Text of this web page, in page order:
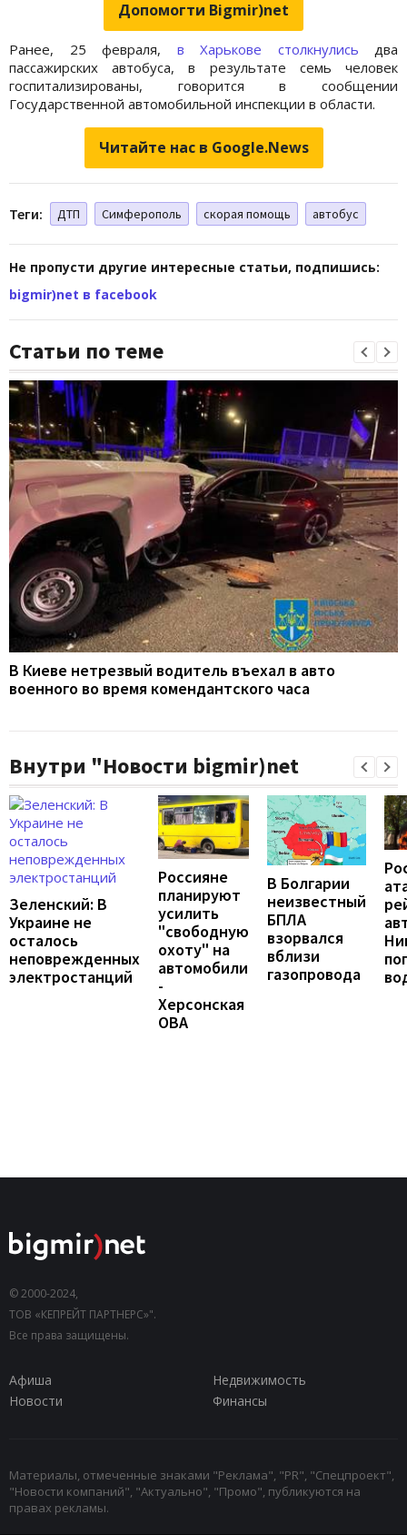
Допомогти Bigmir)net
Ранее, 25 февраля, в Харькове столкнулись два
пассажирских автобуса, в результате семь человек
госпитализированы, говорится в сообщении
Государственной автомобильной инспекции в области.
Читайте нас в Google.News
Теги: ДТП Симферополь скорая помощь автобус
Не пропусти другие интересные статьи, подпишись:
bigmir)net в facebook
Статьи по теме
В Киеве нетрезвый водитель въехал в авто
военного во время комендантского часа
Внутри "Новости bigmir)net
Зеленский: В
Украине не
осталось
неповрежденных
электростанций
Россияне
планируют
усилить
"свободную
охоту" на
автомобили
-
Херсонская
ОВА
В Болгарии
неизвестный
БПЛА
взорвался
вблизи
газопровода
© 2000-2024,
ТОВ «КЕПРЕЙТ ПАРТНЕРС»".
Все права защищены.
Афиша
Недвижимость
Новости
Финансы
Материалы, отмеченные знаками "Реклама", "PR", "Спецпроект",
"Новости компаний", "Актуально", "Промо", публикуются на
правах рекламы.